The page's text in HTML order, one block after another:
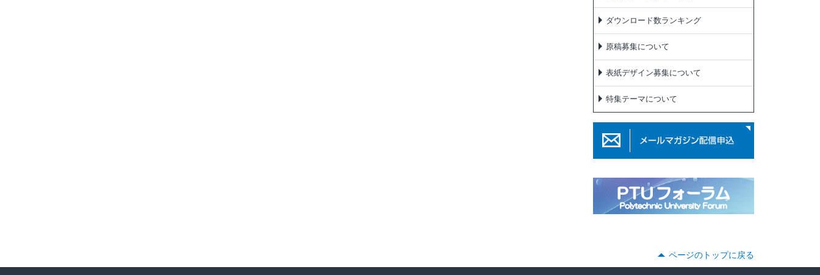
ダウンロード数ランキング
原稿募集について
表紙デザイン募集について
特集テーマについて
ページのトップに戻る